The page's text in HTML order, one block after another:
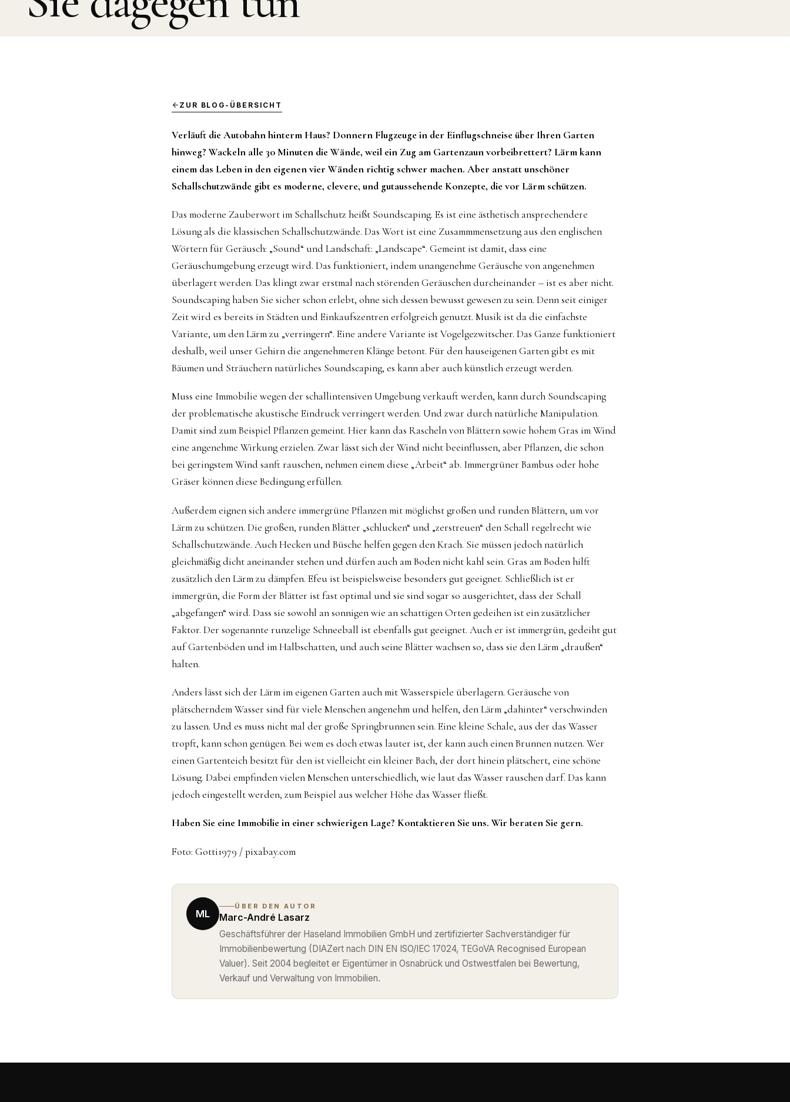
ZUR BLOG-ÜBERSICHT
Verläuft die Autobahn hinterm Haus? Donnern Flugzeuge in der Einflugschneise über Ihren Garten
hinweg? Wackeln alle 30 Minuten die Wände, weil ein Zug am Gartenzaun vorbeibrettert? Lärm kann
einem das Leben in den eigenen vier Wänden richtig schwer machen. Aber anstatt unschöner
Schallschutzwände gibt es moderne, clevere, und gutaussehende Konzepte, die vor Lärm schützen.
Das moderne Zauberwort im Schallschutz heißt Soundscaping. Es ist eine ästhetisch ansprechendere
Lösung als die klassischen Schallschutzwände. Das Wort ist eine Zusammmensetzung aus den englischen
Wörtern für Geräusch: „Sound“ und Landschaft: „Landscape“. Gemeint ist damit, dass eine
Geräuschumgebung erzeugt wird. Das funktioniert, indem unangenehme Geräusche von angenehmen
überlagert werden. Das klingt zwar erstmal nach störenden Geräuschen durcheinander – ist es aber nicht.
Soundscaping haben Sie sicher schon erlebt, ohne sich dessen bewusst gewesen zu sein. Denn seit einiger
Zeit wird es bereits in Städten und Einkaufszentren erfolgreich genutzt. Musik ist da die einfachste
Variante, um den Lärm zu „verringern“. Eine andere Variante ist Vogelgezwitscher. Das Ganze funktioniert
deshalb, weil unser Gehirn die angenehmeren Klänge betont. Für den hauseigenen Garten gibt es mit
Bäumen und Sträuchern natürliches Soundscaping, es kann aber auch künstlich erzeugt werden.
Muss eine Immobilie wegen der schallintensiven Umgebung verkauft werden, kann durch Soundscaping
der problematische akustische Eindruck verringert werden. Und zwar durch natürliche Manipulation.
Damit sind zum Beispiel Pflanzen gemeint. Hier kann das Rascheln von Blättern sowie hohem Gras im Wind
eine angenehme Wirkung erzielen. Zwar lässt sich der Wind nicht beeinflussen, aber Pflanzen, die schon
bei geringstem Wind sanft rauschen, nehmen einem diese „Arbeit“ ab. Immergrüner Bambus oder hohe
Gräser können diese Bedingung erfüllen.
Außerdem eignen sich andere immergrüne Pflanzen mit möglichst großen und runden Blättern, um vor
Lärm zu schützen. Die großen, runden Blätter „schlucken“ und „zerstreuen“ den Schall regelrecht wie
Schallschutzwände. Auch Hecken und Büsche helfen gegen den Krach. Sie müssen jedoch natürlich
gleichmäßig dicht aneinander stehen und dürfen auch am Boden nicht kahl sein. Gras am Boden hilft
zusätzlich den Lärm zu dämpfen. Efeu ist beispielsweise besonders gut geeignet. Schließlich ist er
immergrün, die Form der Blätter ist fast optimal und sie sind sogar so ausgerichtet, dass der Schall
„abgefangen“ wird. Dass sie sowohl an sonnigen wie an schattigen Orten gedeihen ist ein zusätzlicher
Faktor. Der sogenannte runzelige Schneeball ist ebenfalls gut geeignet. Auch er ist immergrün, gedeiht gut
auf Gartenböden und im Halbschatten, und auch seine Blätter wachsen so, dass sie den Lärm „draußen“
halten.
Anders lässt sich der Lärm im eigenen Garten auch mit Wasserspiele überlagern. Geräusche von
plätscherndem Wasser sind für viele Menschen angenehm und helfen, den Lärm „dahinter“ verschwinden
zu lassen. Und es muss nicht mal der große Springbrunnen sein. Eine kleine Schale, aus der das Wasser
tropft, kann schon genügen. Bei wem es doch etwas lauter ist, der kann auch einen Brunnen nutzen. Wer
einen Gartenteich besitzt für den ist vielleicht ein kleiner Bach, der dort hinein plätschert, eine schöne
Lösung. Dabei empfinden vielen Menschen unterschiedlich, wie laut das Wasser rauschen darf. Das kann
jedoch eingestellt werden, zum Beispiel aus welcher Höhe das Wasser fließt.
Haben Sie eine Immobilie in einer schwierigen Lage? Kontaktieren Sie uns. Wir beraten Sie gern.
Foto: Gotti1979 / pixabay.com
ML
ÜBER DEN AUTOR
Marc-André Lasarz
Geschäftsführer der Haseland Immobilien GmbH und zertifizierter Sachverständiger für
Immobilienbewertung (DIAZert nach DIN EN ISO/IEC 17024, TEGoVA Recognised European
Valuer). Seit 2004 begleitet er Eigentümer in Osnabrück und Ostwestfalen bei Bewertung,
Verkauf und Verwaltung von Immobilien.